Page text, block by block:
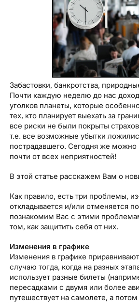
Забастовки, банкротства,
Почти каждую неделю до нас
уголков планеты, которые
тех, кто планирует выехать за
все риски не были покрыты
т.е. все возможные убытки
пострадавшего. Сегодня же можно
почти от всех неприятностей!
В этой статье расскажем Вам о
Как правило, есть три проблемы,
откладывается и/или отменяется
познакомим Вас с этими
том, как защитить себя от них.
Изменения в графике
Изменения в графике
случаю тогда, когда на разных
использует разные билеты
пересадками с двумя или более
путешествует на самолете, а